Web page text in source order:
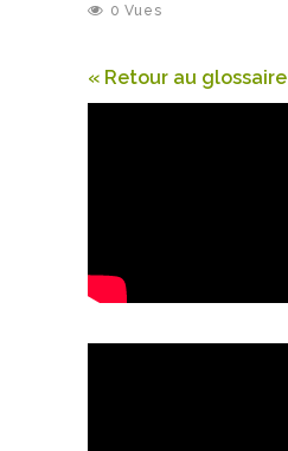
0 Vues
« Retour au glossaire